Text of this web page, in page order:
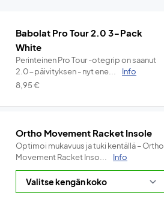
Babolat Pro Tour 2.0 3-Pack
White
Perinteinen Pro Tour -otegrip on saanut
2.0-päivityksen - nyt ene...
Info
8,95€
Ortho Movement Racket Insole
Optimoi mukavuus ja tuki kentällä – Ortho
Movement Racket Inso...
Info